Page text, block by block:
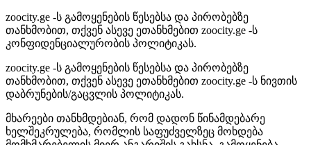
zoocity.ge -ს გამოყენების წესებსა და პირობებზე
თანხმობით, თქვენ ასევე ეთანხმებით zoocity.ge -ს
კონფიდენციალურობის პოლიტიკას.
zoocity.ge -ს გამოყენების წესებსა და პირობებზე
თანხმობით, თქვენ ასევე ეთანხმებით zoocity.ge -ს ნივთის
დაბრუნების/გაცვლის პოლიტიკას.
მხარეები თანხმდებიან, რომ დადონ წინამდებარე
ხელშეკრულება, რომლის საფუძველზეც მოხდება